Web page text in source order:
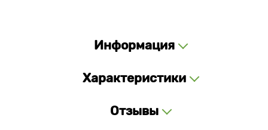
Информация
Характеристики
Отзывы